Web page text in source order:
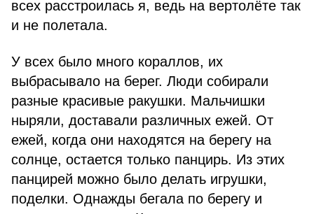
всех расстроилась я, ведь на вертолёте так
и не полетала.
У всех было много кораллов, их
выбрасывало на берег. Люди собирали
разные красивые ракушки. Мальчишки
ныряли, доставали различных ежей. От
ежей, когда они находятся на берегу на
солнце, остается только панцирь. Из этих
панцирей можно было делать игрушки,
поделки. Однажды бегала по берегу и